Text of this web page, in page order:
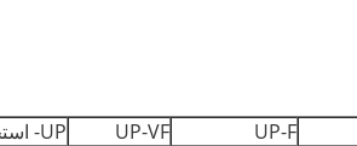
UP-F
UP-VF UP- استخراج